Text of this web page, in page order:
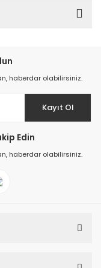
haberdar olabilirsiniz.
Kayıt Ol
Edin
haberdar olabilirsiniz.